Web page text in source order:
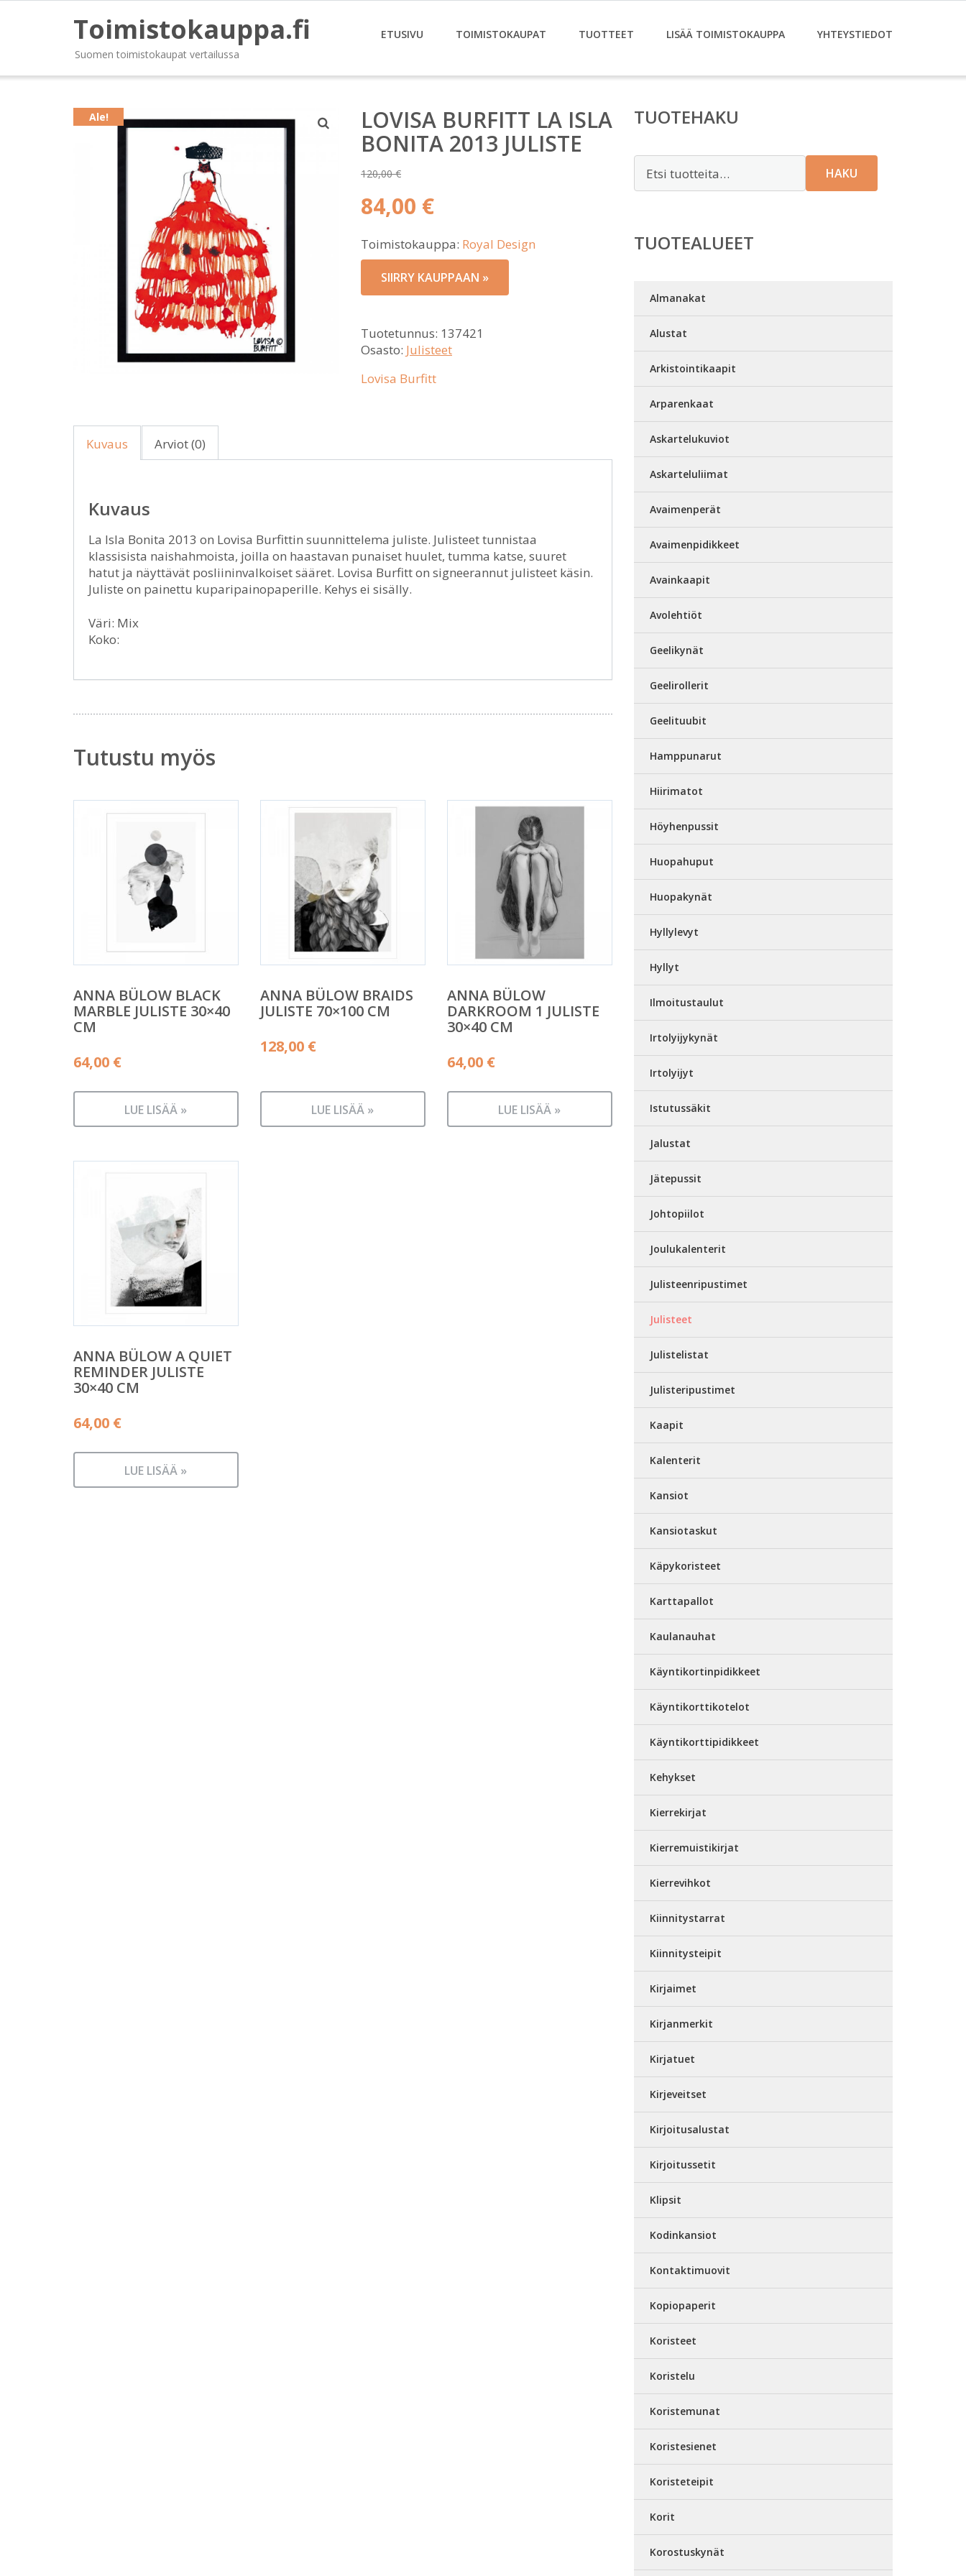
Toimistokauppa.fi
Suomen toimistokaupat vertailussa
ETUSIVU TOIMISTOKAUPAT TUOTTEET LISÄÄ TOIMISTOKAUPPA YHTEYSTIEDOT
Ale!
LOVISA BURFITT LA ISLA
BONITA 2013 JULISTE
120,00€
Alkuperäinen
hinta
120,00 €.
84,00 €
hinta
on:
84,00 €.
Toimistokauppa: Royal Design
SIIRRY KAUPPAAN »
Tuotetunnus: 137421
Osasto: Julisteet
Lovisa Burfitt
Kuvaus Arviot (0)
Kuvaus
La Isla Bonita 2013 on Lovisa Burfittin suunnittelema juliste. Julisteet tunnistaa
klassisista naishahmoista, joilla on haastavan punaiset huulet, tumma katse, suuret
hatut ja näyttävät posliininvalkoiset sääret. Lovisa Burfitt on signeerannut julisteet käsin.
Juliste on painettu kuparipainopaperille. Kehys ei sisälly.
Väri: Mix
Koko:
Tutustu myös
ANNA BÜLOW BLACK
MARBLE JULISTE 30×40
CM
64,00 €
LUE LISÄÄ »
ANNA BÜLOW BRAIDS
JULISTE 70×100 CM
128,00 €
LUE LISÄÄ »
ANNA BÜLOW
DARKROOM 1 JULISTE
30×40 CM
64,00 €
LUE LISÄÄ »
ANNA BÜLOW A QUIET
REMINDER JULISTE
30×40 CM
64,00 €
LUE LISÄÄ »
TUOTEHAKU
HAKU
TUOTEALUEET
Almanakat
Alustat
Arkistointikaapit
Arparenkaat
Askartelukuviot
Askarteluliimat
Avaimenperät
Avaimenpidikkeet
Avainkaapit
Avolehtiöt
Geelikynät
Geelirollerit
Geelituubit
Hamppunarut
Hiirimatot
Höyhenpussit
Huopahuput
Huopakynät
Hyllylevyt
Hyllyt
Ilmoitustaulut
Irtolyijykynät
Irtolyijyt
Istutussäkit
Jalustat
Jätepussit
Johtopiilot
Joulukalenterit
Julisteenripustimet
Julisteet
Julistelistat
Julisteripustimet
Kaapit
Kalenterit
Kansiot
Kansiotaskut
Käpykoristeet
Karttapallot
Kaulanauhat
Käyntikortinpidikkeet
Käyntikorttikotelot
Käyntikorttipidikkeet
Kehykset
Kierrekirjat
Kierremuistikirjat
Kierrevihkot
Kiinnitystarrat
Kiinnitysteipit
Kirjaimet
Kirjanmerkit
Kirjatuet
Kirjeveitset
Kirjoitusalustat
Kirjoitussetit
Klipsit
Kodinkansiot
Kontaktimuovit
Kopiopaperit
Koristeet
Koristelu
Koristemunat
Koristesienet
Koristeteipit
Korit
Korostuskynät